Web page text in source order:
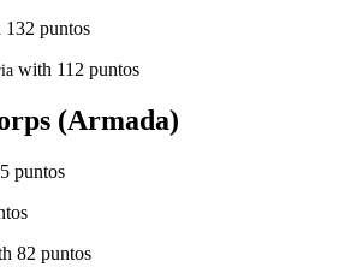
puntos
with 112 puntos
(Armada)
puntos
82 puntos